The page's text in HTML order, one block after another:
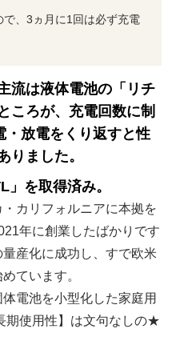
、3ヵ月に1回は必ず充電
流は液体電池の「リチ
ころが、充電回数に制
・放電をくり返すと性
りました。
を取得済み。
カリフォルニアに本拠を
年に創業したばかりです
産化に成功し、すで欧米
ています。
電池を小型化した家庭用
期使用性】は文句なしの★